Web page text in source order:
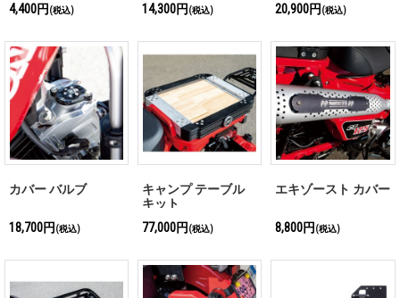
4,400円 (税込)
14,300円 (税込) 20,900円 (税込)
カバー バルブ
18,700円 (税込)
キャンプ テーブル
キット
77,000円 (税込)
エキゾースト カバー
8,800円 (税込)